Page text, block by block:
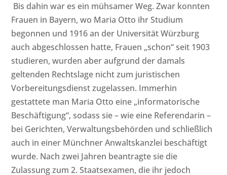
Bis dahin war es ein mühsamer Weg. Zwar konnten
Frauen in Bayern, wo Maria Otto ihr Studium
begonnen und 1916 an der Universität Würzburg
auch abgeschlossen hatte, Frauen „schon“ seit 1903
studieren, wurden aber aufgrund der damals
geltenden Rechtslage nicht zum juristischen
Vorbereitungsdienst zugelassen. Immerhin
gestattete man Maria Otto eine „informatorische
Beschäftigung“, sodass sie – wie eine Referendarin –
bei Gerichten, Verwaltungsbehörden und schließlich
auch in einer Münchner Anwaltskanzlei beschäftigt
wurde. Nach zwei Jahren beantragte sie die
Zulassung zum 2. Staatsexamen, die ihr jedoch